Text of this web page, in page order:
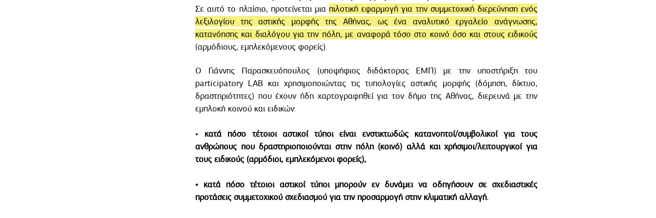
Σε αυτό το πλαίσιο, προτείνεται μια πιλοτική εφαρμογή για την συμμετοχική διερεύνηση ενός
λεξιλογίου της αστικής μορφής της Αθήνας, ως ένα αναλυτικό εργαλείο ανάγνωσης,
κατανόησης και διαλόγου για την πόλη, με αναφορά τόσο στο κοινό όσο και στους ειδικούς
(αρμόδιους, εμπλεκόμενους φορείς).
O Γιάννης Παρασκευόπουλος (υποψήφιος διδάκτορας ΕΜΠ) με την υποστήριξη του
participatory LAB και χρησιμοποιώντας τις τυπολογίες αστικής μορφής (δόμηση, δίκτυο,
δραστηριότητες) που έχουν ήδη χαρτογραφηθεί για τον δήμο της Αθήνας, διερευνά με την
εμπλοκή κοινού και ειδικών:
• κατά πόσο τέτοιοι αστικοί τύποι είναι ενστικτωδώς κατανοητοί/συμβολικοί για τους
ανθρώπους που δραστηριοποιούνται στην πόλη (κοινό) αλλά και χρήσιμοι/λειτουργικοί για
τους ειδικούς (αρμόδιοι, εμπλεκόμενοι φορείς),
• κατά πόσο τέτοιοι αστικοί τύποι μπορούν εν δυνάμει να οδηγήσουν σε σχεδιαστικές
προτάσεις συμμετοχικού σχεδιασμού για την προσαρμογή στην κλιματική αλλαγή.